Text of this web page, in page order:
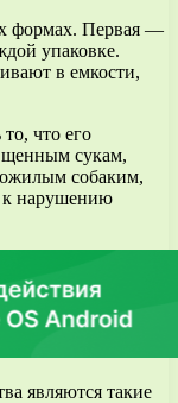
формах. Первая —
упаковке.
в емкости,
что его
щенным сукам,
собаким,
к нарушению
являются такие